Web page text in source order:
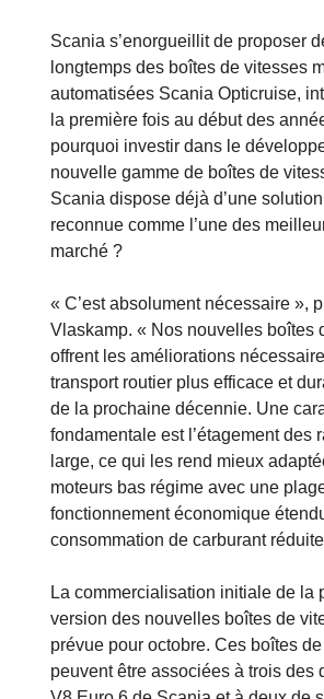
Scania s’enorgueillit de proposer
longtemps des boîtes de vitesses
automatisées Scania Opticruise,
la première fois au début des
pourquoi investir dans le
nouvelle gamme de boîtes de
Scania dispose déjà d’une
reconnue comme l’une des
marché ?
« C’est absolument nécessaire »,
Vlaskamp. « Nos nouvelles boîtes
offrent les améliorations
transport routier plus efficace et
de la prochaine décennie. Une
fondamentale est l’étagement des
large, ce qui les rend mieux
moteurs bas régime avec une
fonctionnement économique
consommation de carburant
La commercialisation initiale de la
version des nouvelles boîtes de
prévue pour octobre. Ces boîtes
peuvent être associées à trois des